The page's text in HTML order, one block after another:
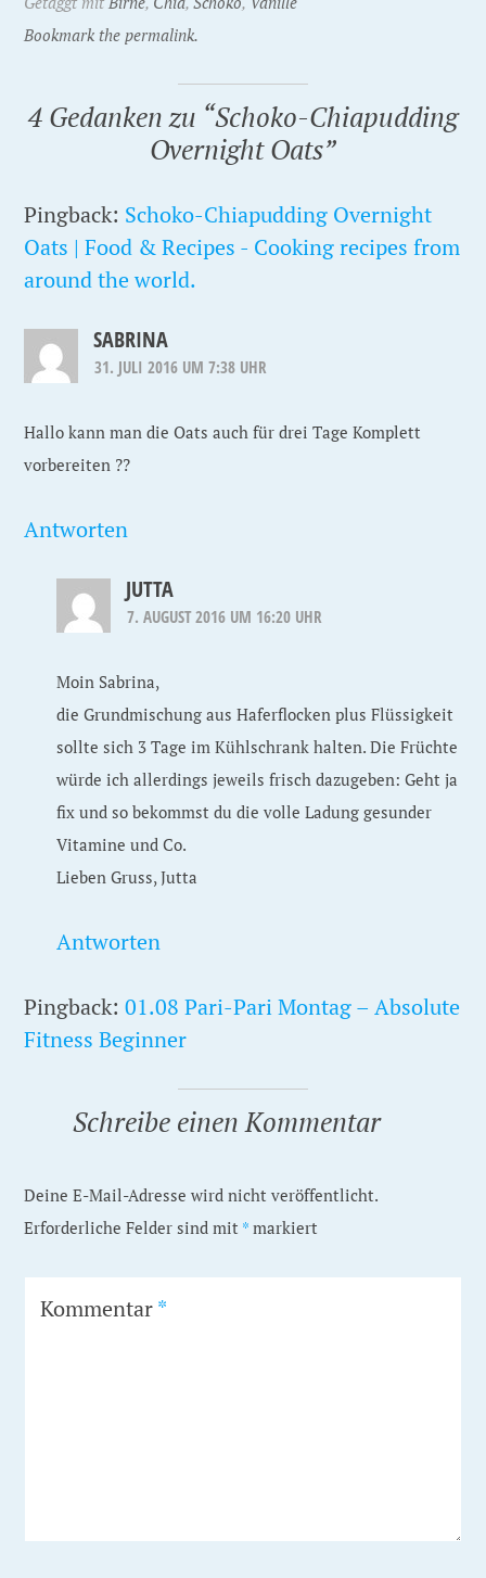
Bookmark the permalink.
4 Gedanken zu “Schoko-Chiapudding
Overnight Oats”
Pingback: Schoko-Chiapudding Overnight
Oats | Food & Recipes - Cooking recipes from
around the world.
SABRINA
31. JULI 2016 UM 7:38 UHR
Hallo kann man die Oats auch für drei Tage Komplett
vorbereiten ??
Antworten
JUTTA
7. AUGUST 2016 UM 16:20 UHR
Moin Sabrina,
die Grundmischung aus Haferflocken plus Flüssigkeit
sollte sich 3 Tage im Kühlschrank halten. Die Früchte
würde ich allerdings jeweils frisch dazugeben: Geht ja
fix und so bekommst du die volle Ladung gesunder
Vitamine und Co.
Lieben Gruss, Jutta
Antworten
Pingback:01.08 Pari-Pari Montag – Absolute
Fitness Beginner
Schreibe einen Kommentar
Deine E-Mail-Adresse wird nicht veröffentlicht.
Erforderliche Felder sind mit * markiert
Kommentar*